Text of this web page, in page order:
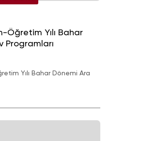
Öğretim Yılı Bahar
Programları
Yılı Bahar Dönemi Ara